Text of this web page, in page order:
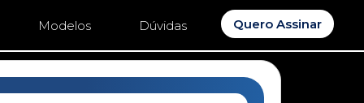
Modelos Dúvidas Quero Assinar